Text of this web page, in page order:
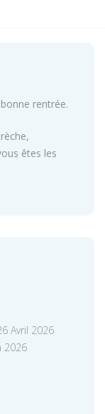
rentrée.
êtes les
Avril 2026
2026